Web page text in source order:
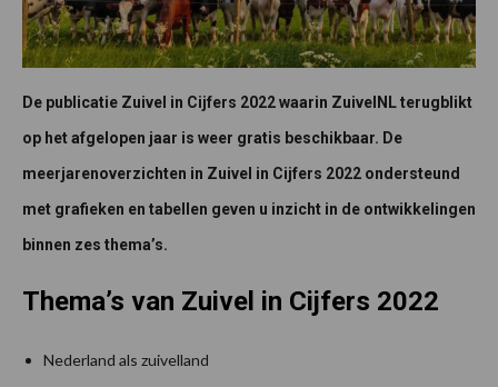
De publicatie Zuivel in Cijfers 2022 waarin ZuivelNL terugblikt
op het afgelopen jaar is weer gratis beschikbaar. De
meerjarenoverzichten in Zuivel in Cijfers 2022 ondersteund
met grafieken en tabellen geven u inzicht in de ontwikkelingen
binnen zes thema’s.
Thema’s van Zuivel in Cijfers 2022
Nederland als zuivelland